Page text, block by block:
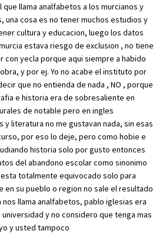
que llama analfabetos a los murcianos y
una cosa es no tener muchos estudios y
cultura y educacion, luego los datos
estava riesgo de exclusion , no tiene
con yecla porque aqui siempre a habido
y por ej. Yo no acabe el instituto por
que no entienda de nada , NO , porque
e historia era de sobresaliente en
de notable pero en ingles
y literatura no me gustavan nada, sin esas
por eso lo deje, pero como hobie e
historia solo por gusto entonces
del abandono escolar como sinonimo
totalmente equivocado solo para
en su pueblo o region no sale el resultado
nos llama analfabetos, pablo iglesias era
y no considero que tenga mas
y usted tampoco